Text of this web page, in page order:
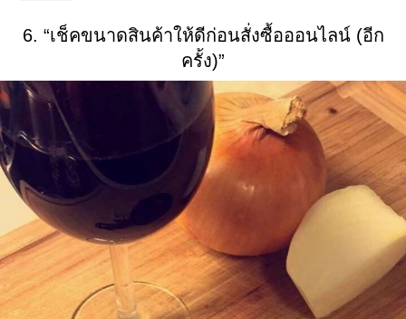
6. “เช็คขนาดสินค้าให้ดีก่อนสั่งซื้อออนไลน์ (อีก
ครั้ง)”